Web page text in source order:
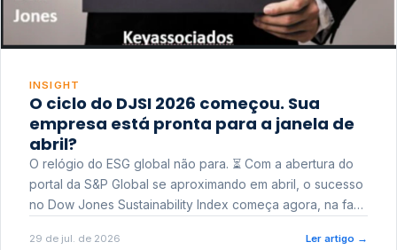
INSIGHT
O ciclo do DJSI 2026 começou. Sua
empresa está pronta para a janela de
abril?
O relógio do ESG global não para. ⏳ Com a abertura do
portal da S&P Global se aproximando em abril, o sucesso
no Dow Jones Sustainability Index começa agora, na fase
29 de jul. de 2026 Ler artigo →